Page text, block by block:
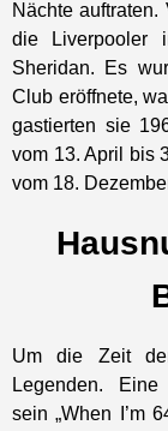
Nächte
die Liverpooler
Sheridan. Es
Club eröffnete,
gastierten sie
vom 13. April bis
vom 18.
Um die Zeit
Legenden.
sein „When I’m